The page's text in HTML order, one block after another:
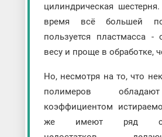
цилиндрическая
время всё большей
пользуется пластмасса -
весу и проще в обработке,
Но, несмотря на то, что
полимеров
коэффициентом
же имеют ряд